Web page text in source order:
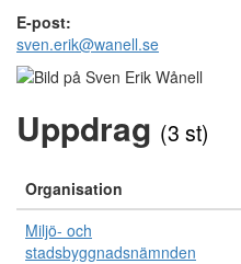
E-post:
sven.erik@wanell.se
Uppdrag (3 st)
Organisation
Miljö- och
stadsbyggnadsnämnden